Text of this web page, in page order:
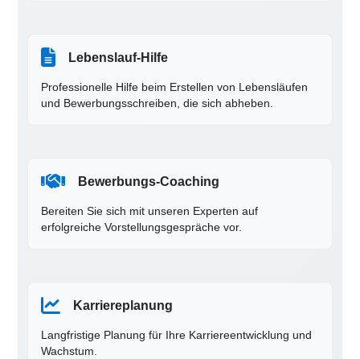
Lebenslauf-Hilfe
Professionelle Hilfe beim Erstellen von Lebensläufen
und Bewerbungsschreiben, die sich abheben.
Bewerbungs-Coaching
Bereiten Sie sich mit unseren Experten auf
erfolgreiche Vorstellungsgespräche vor.
Karriereplanung
Langfristige Planung für Ihre Karriereentwicklung und
Wachstum.